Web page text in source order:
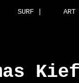
SURF |